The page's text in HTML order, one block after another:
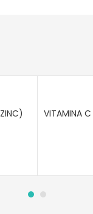
VITAMINA